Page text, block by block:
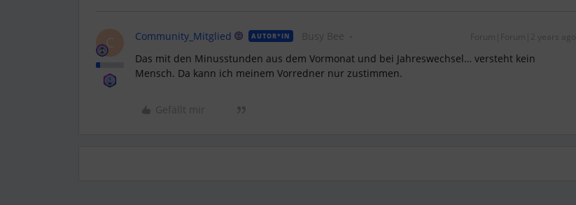
C Community_Mitglied AUTOR*IN Busy Bee Forum|Forum|2 years ago
Das mit den Minusstunden aus dem Vormonat und bei Jahreswechsel… versteht kein
Mensch. Da kann ich meinem Vorredner nur zustimmen.
Gefällt mir